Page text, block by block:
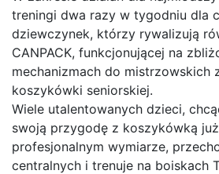
treningi dwa razy w tygodniu dla
dziewczynek, którzy rywalizują
CANPACK, funkcjonującej na
mechanizmach do mistrzowskich
koszykówki seniorskiej.
Wiele utalentowanych dzieci,
swoją przygodę z koszykówką
profesjonalnym wymiarze,
centralnych i trenuje na boiskach